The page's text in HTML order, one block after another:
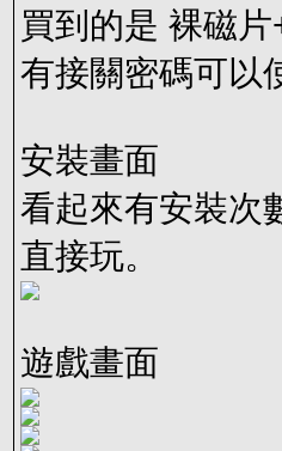
買到的是 裸磁
有接關密碼可以
安裝畫面
看起來有安裝次
直接玩。
遊戲畫面